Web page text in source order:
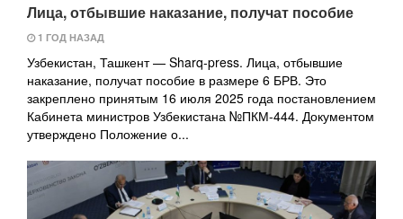
Лица, отбывшие наказание, получат пособие
1 ГОД НАЗАД
Узбекистан, Ташкент — Sharq-press. Лица, отбывшие
наказание, получат пособие в размере 6 БРВ. Это
закреплено принятым 16 июля 2025 года постановлением
Кабинета министров Узбекистана №ПКМ-444. Документом
утверждено Положение о...